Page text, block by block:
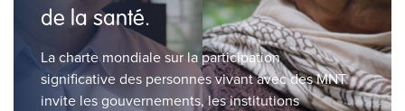
de la santé.
La charte mondiale sur la participation
significative des personnes vivant avec des MNT
invite les gouvernements, les institutions